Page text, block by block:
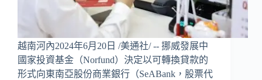
越南河內2024年6月20日 /美通社/ -- 挪威發展中
國家投資基金（Norfund）決定以可轉換貸款的
形式向東南亞股份商業銀行（SeABank，股票代